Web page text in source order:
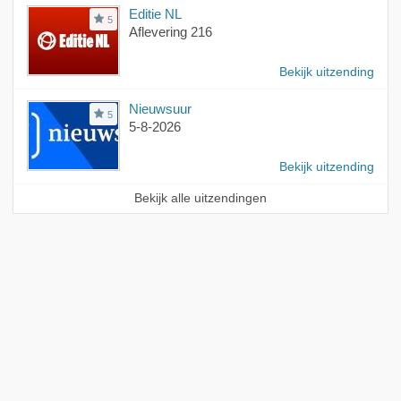
5
Editie NL
Aflevering 216
Bekijk uitzending
5
Nieuwsuur
5-8-2026
Bekijk uitzending
Bekijk alle uitzendingen